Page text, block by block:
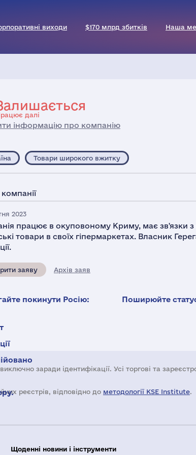
виходи $170 млрд збитків Наша
далі
інформацію про компанію
Товари широкого вжитку
2023
працює в окуповоному Криму, має зв'язки
товари в своїх гіпермаркетах. Власник
заяву Архів заяв
покинути Росію: Поширюйте
заради ідентифікації. Усі торгові та
реєстрів, відповідно до методології KSE Institute.
Щоденні новини і інструменти